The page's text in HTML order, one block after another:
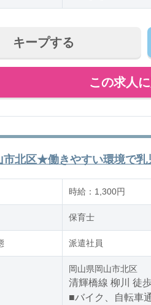
細かなキズや異物
キープする
この求人
市北区★働きやすい環境で乳
時給：1,300円
保育士
派遣社員
岡山県岡山市北区
清輝橋線 柳川 徒
■バイク、自転車